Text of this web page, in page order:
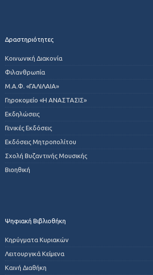
Δραστηριότητες
Κοινωνική Διακονία
Φιλανθρωπία
Μ.Α.Φ. «ΓΑΛΙΛΑΙΑ»
Γηροκομείο «Η ΑΝΑΣΤΑΣΙΣ»
Εκδηλώσεις
Γενικές Εκδόσεις
Εκδόσεις Μητροπολίτου
Σχολή Βυζαντινής Μουσικής
Βιοηθική
Ψηφιακή Βιβλιοθήκη
Κηρύγματα Κυριακών
Λειτουργικά Κείμενα
Καινή Διαθήκη